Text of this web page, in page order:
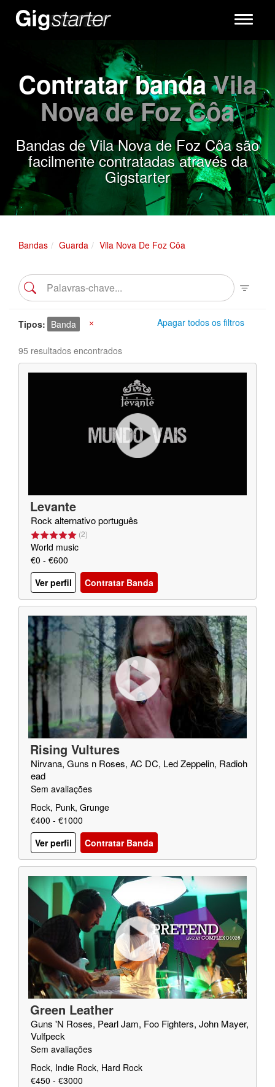
Toggle
Contratar bandaVila
Nova de Foz Côa
Bandas de Vila Nova de Foz Côa são
facilmente contratadas através da
Gigstarter
Bandas Guarda Vila Nova De Foz Côa
Apagar todos os filtros
Tipos Banda
95 resultados encontrados
Levante
Rock alternativo português
(2)
World music
€0 - €600
Ver perfil
Contratar Banda
Rising Vultures
Nirvana, Guns n Roses, AC DC, Led Zeppelin, Radioh
ead
Sem avaliações
Rock, Punk, Grunge
€400 - €1000
Ver perfil
Contratar Banda
Green Leather
Guns 'N Roses, Pearl Jam, Foo Fighters, John Mayer,
Vulfpeck
Sem avaliações
Rock, Indie Rock, Hard Rock
€450 - €3000